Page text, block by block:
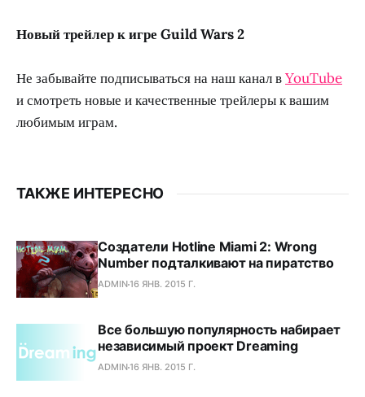
Новый трейлер к игре Guild Wars 2
Не забывайте подписываться на наш канал вYouTube
и смотреть новые и качественные трейлеры к вашим
любимым играм.
ТАКЖЕ ИНТЕРЕСНО
Создатели Hotline Miami 2: Wrong
Number подталкивают на пиратство
ADMIN16 ЯНВ. 2015 Г.
Все большую популярность набирает
независимый проект Dreaming
ADMIN16 ЯНВ. 2015 Г.